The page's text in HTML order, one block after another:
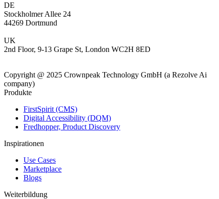
DE
Stockholmer Allee 24
44269 Dortmund
UK
2nd Floor, 9-13 Grape St, London WC2H 8ED
Copyright @ 2025 Crownpeak Technology GmbH (a Rezolve Ai
company)
Produkte
FirstSpirit (CMS)
Digital Accessibility (DQM)
Fredhopper, Product Discovery
Inspirationen
Use Cases
Marketplace
Blogs
Weiterbildung